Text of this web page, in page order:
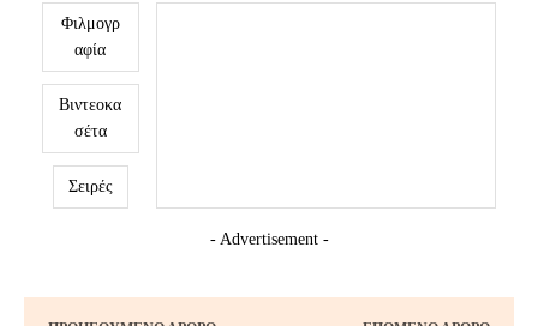
Φιλμογρ
αφία
Βιντεοκα
σέτα
Σειρές
- Advertisement -